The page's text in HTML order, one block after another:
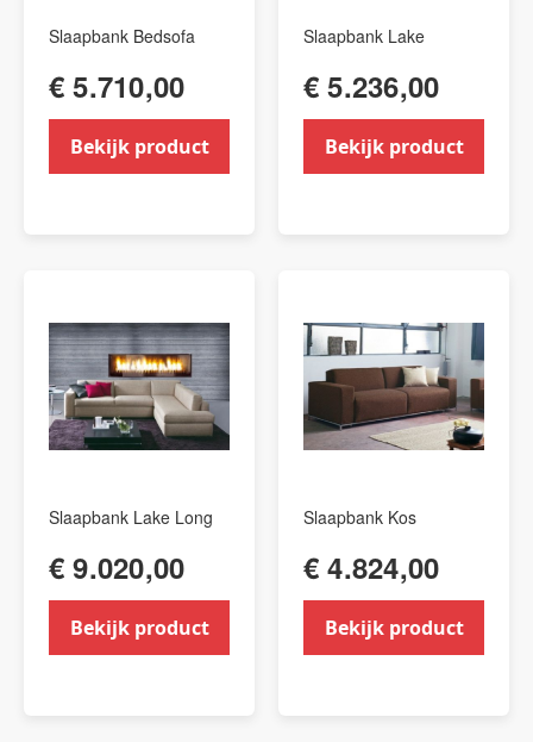
Slaapbank Bedsofa
€ 5.710,00
Bekijk product
Slaapbank Lake
€ 5.236,00
Bekijk product
Slaapbank Lake Long
€ 9.020,00
Bekijk product
Slaapbank Kos
€ 4.824,00
Bekijk product